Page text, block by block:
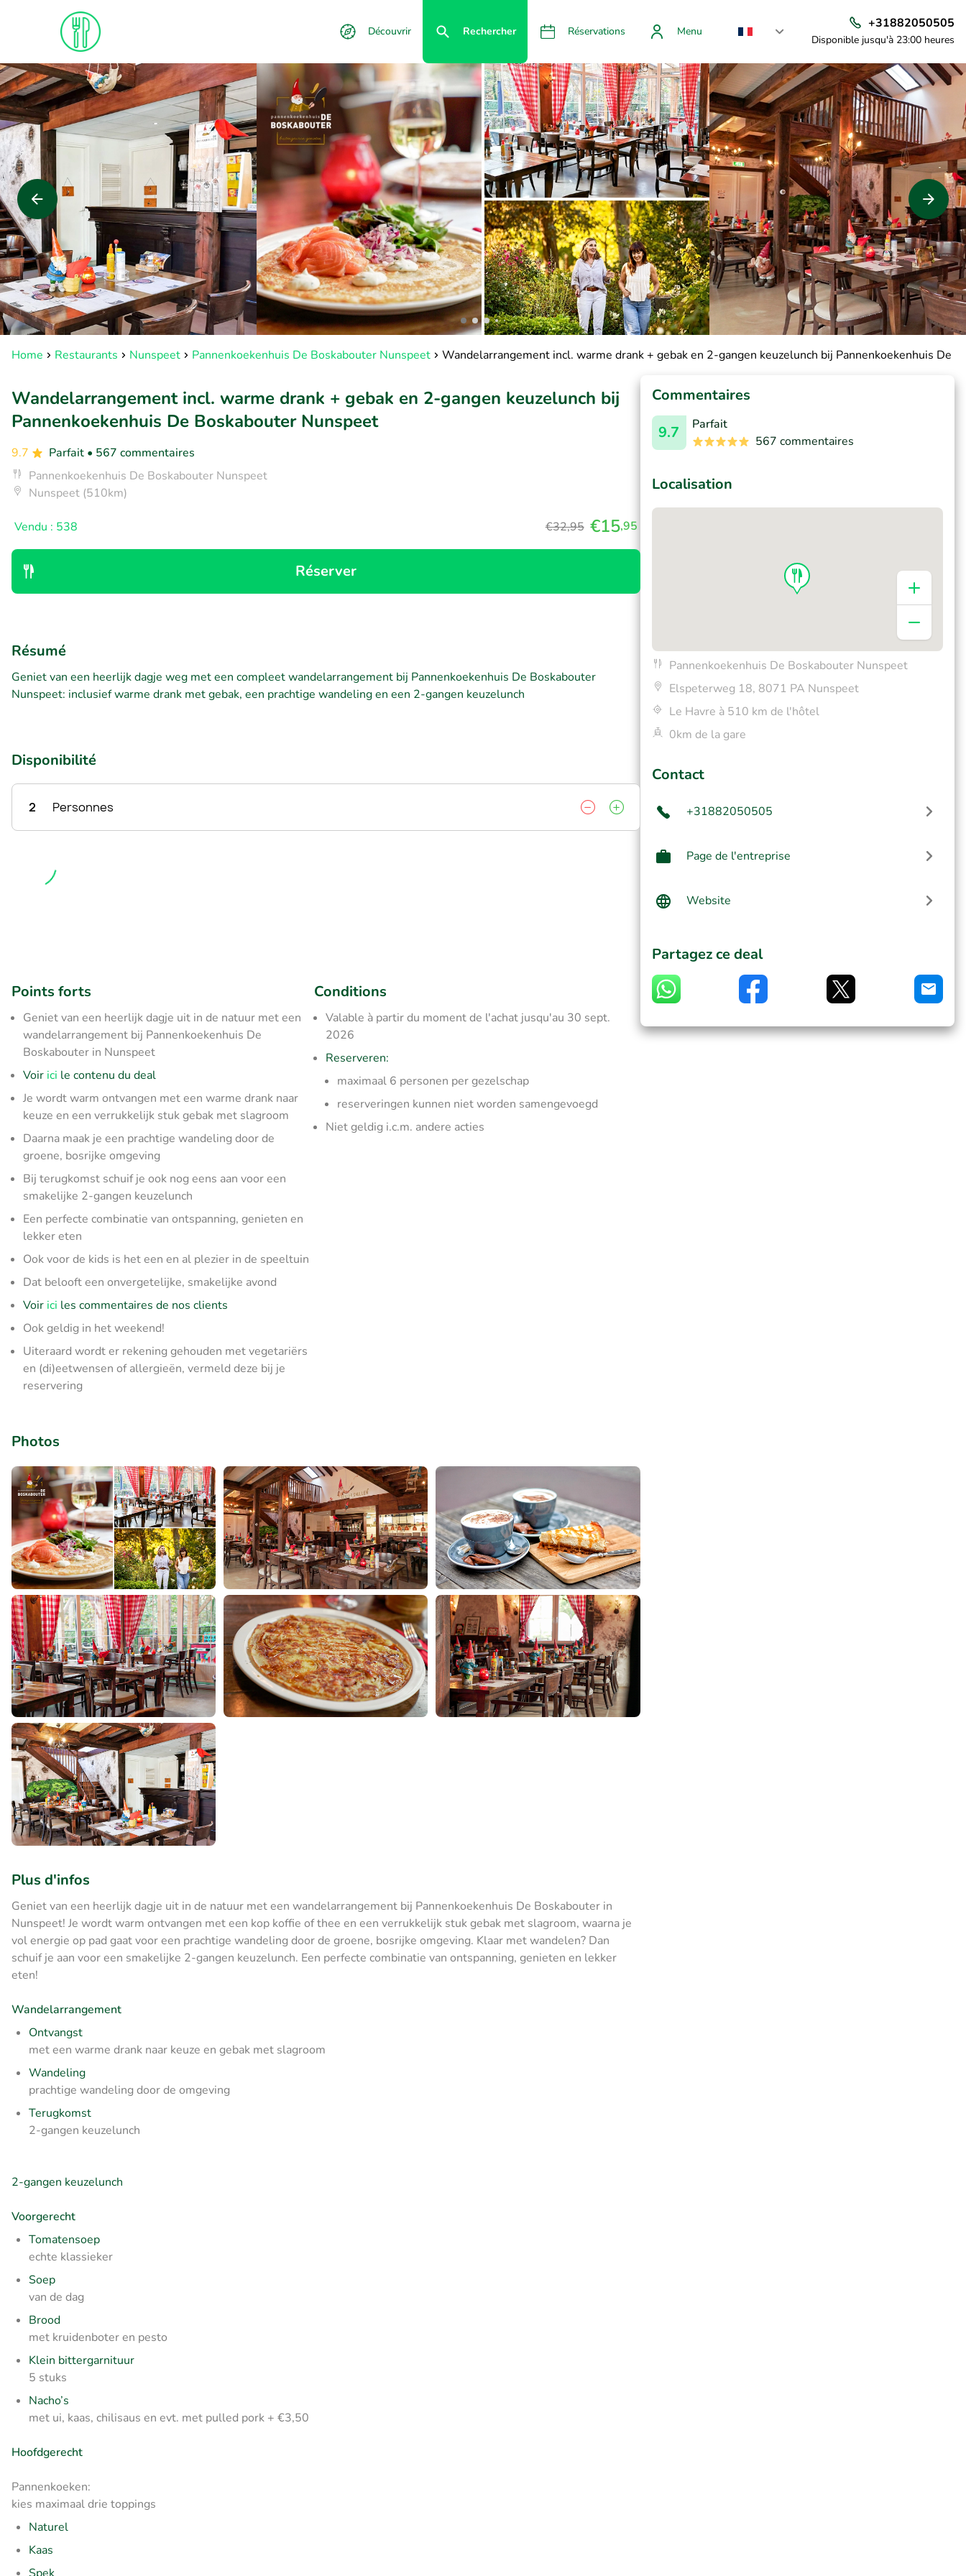
Découvrir Rechercher Réservations Menu
+31882050505
Disponible jusqu'à 23:00 heures
Home Restaurants Nunspeet Pannenkoekenhuis De Boskabouter Nunspeet Wandelarrangement incl. warme drank + gebak en 2-gangen keuzelunch bij Pannenkoekenhuis De
Wandelarrangement incl. warme drank + gebak en 2-gangen keuzelunch bij
Pannenkoekenhuis De Boskabouter Nunspeet
9.7 Parfait • 567 commentaires
Pannenkoekenhuis De Boskabouter Nunspeet
Nunspeet (510km)
Vendu : 538 €32,95 €15,95
Réserver
Résumé
Geniet van een heerlijk dagje weg met een compleet wandelarrangement bij Pannenkoekenhuis De Boskabouter
Nunspeet: inclusief warme drank met gebak, een prachtige wandeling en een 2-gangen keuzelunch
Disponibilité
2 Personnes
Points forts
Geniet van een heerlijk dagje uit in de natuur met een
wandelarrangement bij Pannenkoekenhuis De
Boskabouter in Nunspeet
Voir ici le contenu du deal
Je wordt warm ontvangen met een warme drank naar
keuze en een verrukkelijk stuk gebak met slagroom
Daarna maak je een prachtige wandeling door de
groene, bosrijke omgeving
Bij terugkomst schuif je ook nog eens aan voor een
smakelijke 2-gangen keuzelunch
Een perfecte combinatie van ontspanning, genieten en
lekker eten
Ook voor de kids is het een en al plezier in de speeltuin
Dat belooft een onvergetelijke, smakelijke avond
Voir ici les commentaires de nos clients
Ook geldig in het weekend!
Uiteraard wordt er rekening gehouden met vegetariërs
en (di)eetwensen of allergieën, vermeld deze bij je
reservering
Conditions
Valable à partir du moment de l'achat jusqu'au 30 sept.
2026
Reserveren:
maximaal 6 personen per gezelschap
reserveringen kunnen niet worden samengevoegd
Niet geldig i.c.m. andere acties
Photos
Plus d'infos
Geniet van een heerlijk dagje uit in de natuur met een wandelarrangement bij Pannenkoekenhuis De Boskabouter in
Nunspeet! Je wordt warm ontvangen met een kop koffie of thee en een verrukkelijk stuk gebak met slagroom, waarna je
vol energie op pad gaat voor een prachtige wandeling door de groene, bosrijke omgeving. Klaar met wandelen? Dan
schuif je aan voor een smakelijke 2-gangen keuzelunch. Een perfecte combinatie van ontspanning, genieten en lekker
eten!
Wandelarrangement
Ontvangst
met een warme drank naar keuze en gebak met slagroom
Wandeling
prachtige wandeling door de omgeving
Terugkomst
2-gangen keuzelunch
2-gangen keuzelunch
Voorgerecht
Tomatensoep
echte klassieker
Soep
van de dag
Brood
met kruidenboter en pesto
Klein bittergarnituur
5 stuks
Nacho’s
met ui, kaas, chilisaus en evt. met pulled pork + €3,50
Hoofdgerecht
Pannenkoeken:
kies maximaal drie toppings
Naturel
Kaas
Commentaires
9.7
Parfait
567 commentaires
Localisation
Pannenkoekenhuis De Boskabouter Nunspeet
Elspeterweg 18, 8071 PA Nunspeet
Le Havre à 510 km de l'hôtel
0km de la gare
Contact
+31882050505
Page de l'entreprise
Website
Partagez ce deal